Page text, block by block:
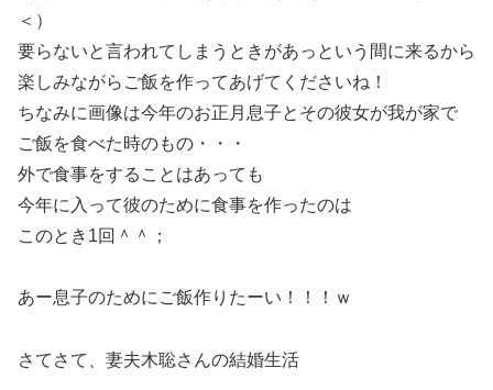
＜）
要らないと言われてしまうときがあっという間に来るから
楽しみながらご飯を作ってあげてくださいね！
ちなみに画像は今年のお正月息子とその彼女が我が家で
ご飯を食べた時のもの・・・
外で食事をすることはあっても
今年に入って彼のために食事を作ったのは
このとき1回＾＾；
あー息子のためにご飯作りたーい！！！ｗ
さてさて、妻夫木聡さんの結婚生活